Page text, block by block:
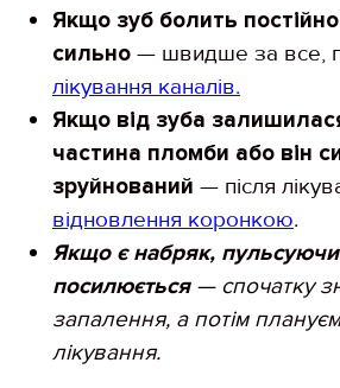
Якщо зуб болить
сильно — швидше за все,
лікування каналів.
Якщо від зуба
частина пломби або він
зруйнований — після
відновлення коронкою.
Якщо є набряк,
посилюється— спочатку
запалення, а потім
лікування.